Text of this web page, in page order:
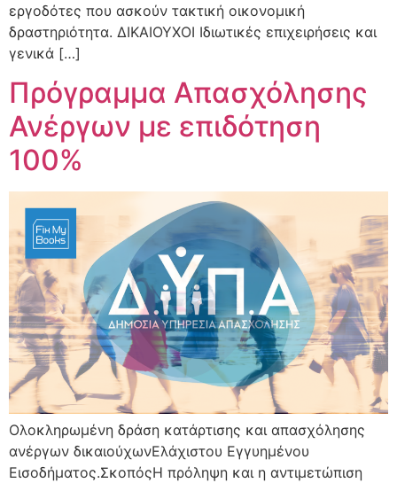
εργοδότες που ασκούν τακτική οικονομική
δραστηριότητα. ΔΙΚΑΙΟΥΧΟΙ Ιδιωτικές επιχειρήσεις και
γενικά […]
Πρόγραμμα Απασχόλησης
Ανέργων με επιδότηση
100%
Ολοκληρωμένη δράση κατάρτισης και απασχόλησης
ανέργων δικαιούχωνΕλάχιστου Εγγυημένου
Εισοδήματος.ΣκοπόςΗ πρόληψη και η αντιμετώπιση